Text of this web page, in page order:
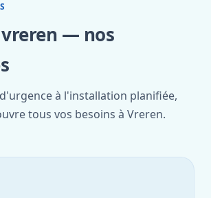
— nos
à l'installation planifiée,
tous vos besoins à Vreren.